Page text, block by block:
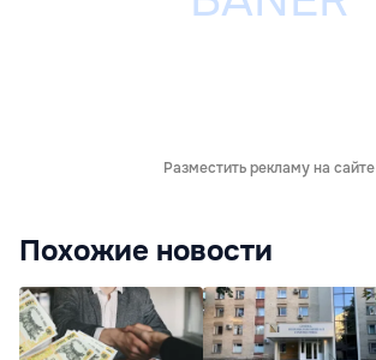
Разместить рекламу на сайте
Похожие новости